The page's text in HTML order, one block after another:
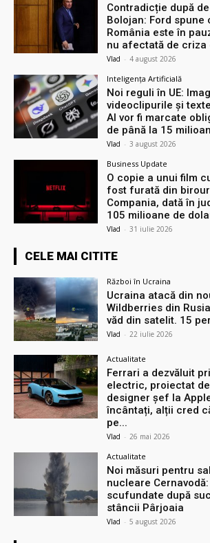
Contradicție după
Bolojan: Ford
România este în
nu afectată de criza
Vlad - 4 august 2026
Inteligența Artificială
Noi reguli în UE:
videoclipurile și
AI vor fi marcate
de până la 15
Vlad - 3 august 2026
Business Update
O copie a unui film
fost furată din
Compania, dată în
105 milioane de
Vlad - 31 iulie 2026
CELE MAI CITITE
Război în Ucraina
Ucraina atacă din
Wildberries din
văd din satelit. 15
Vlad - 22 iulie 2026
Actualitate
Ferrari a dezvăluit
electric, proiectat
designer șef la
încântați, alții cred
pe...
Vlad - 26 mai 2026
Actualitate
Noi măsuri pentru
nucleare
scufundate după
stâncii Pârjoaia
Vlad - 5 august 2026